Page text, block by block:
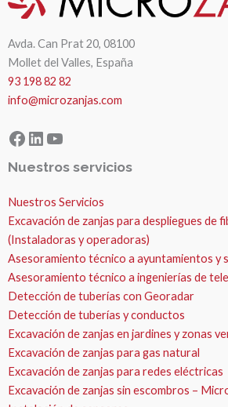
Avda. Can Prat 20, 08100
Mollet del Valles, España
93 198 82 82
info@microzanjas.com
Facebook
LinkedIn
YouTube
Nuestros servicios
Nuestros Servicios
Excavación de zanjas para despliegues de
(Instaladoras y operadoras)
Asesoramiento técnico a ayuntamientos y
Asesoramiento técnico a ingenierías de
Detección de tuberías con Georadar
Detección de tuberías y conductos
Excavación de zanjas en jardines y zonas
Excavación de zanjas para gas natural
Excavación de zanjas para redes eléctricas
Excavación de zanjas sin escombros –